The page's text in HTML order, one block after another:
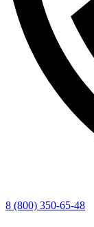
8 (800) 350-65-48